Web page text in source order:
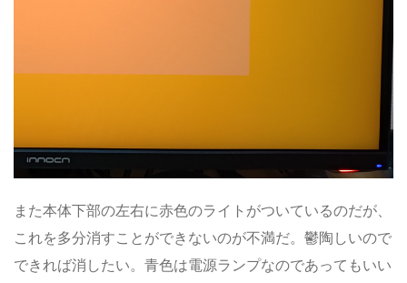
また本体下部の左右に赤色のライトがついているのだが、
これを多分消すことができないのが不満だ。鬱陶しいので
できれば消したい。青色は電源ランプなのであってもいい